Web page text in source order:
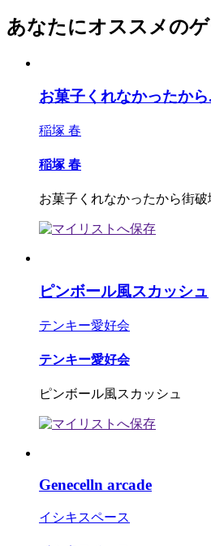
あなたにオススメの
お菓子くれなかったから
稲塚 春
稲塚 春
お菓子くれなかったから街破
ピンボール風スカッシュ
テンキー愛好会
テンキー愛好会
ピンボール風スカッシュ
Genecelln arcade
イシキスペース